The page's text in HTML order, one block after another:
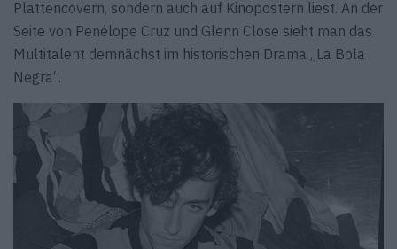
Plattencovern, sondern auch auf Kinopostern liest. An der
Seite von Penélope Cruz und Glenn Close sieht man das
Multitalent demnächst im historischen Drama „La Bola
Negra“.